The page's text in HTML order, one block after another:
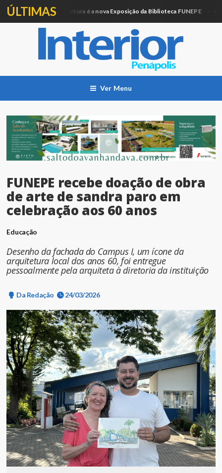
ÚLTIMAS
Artesanato e Pintura é a nova Exposição da Biblioteca FUNEPE
Ver Menu
FUNEPE recebe doação de obra
de arte de sandra paro em
celebração aos 60 anos
Educação
Desenho da fachada do Campus I, um ícone da
arquitetura local dos anos 60, foi entregue
pessoalmente pela arquiteta à diretoria da instituição
Da Redação 24/03/2026